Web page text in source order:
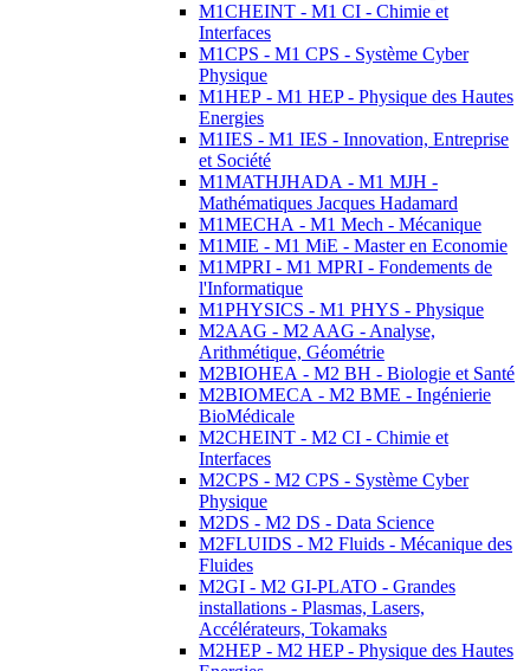
M1CHEINT - M1 CI - Chimie et
Interfaces
M1CPS - M1 CPS - Système Cyber
Physique
M1HEP - M1 HEP - Physique des Hautes
Energies
M1IES - M1 IES - Innovation, Entreprise
et Société
M1MATHJHADA - M1 MJH -
Mathématiques Jacques Hadamard
M1MECHA - M1 Mech - Mécanique
M1MIE - M1 MiE - Master en Economie
M1MPRI - M1 MPRI - Fondements de
l'Informatique
M1PHYSICS - M1 PHYS - Physique
M2AAG - M2 AAG - Analyse,
Arithmétique, Géométrie
M2BIOHEA - M2 BH - Biologie et Santé
M2BIOMECA - M2 BME - Ingénierie
BioMédicale
M2CHEINT - M2 CI - Chimie et
Interfaces
M2CPS - M2 CPS - Système Cyber
Physique
M2DS - M2 DS - Data Science
M2FLUIDS - M2 Fluids - Mécanique des
Fluides
M2GI - M2 GI-PLATO - Grandes
installations - Plasmas, Lasers,
Accélérateurs, Tokamaks
M2HEP - M2 HEP - Physique des Hautes